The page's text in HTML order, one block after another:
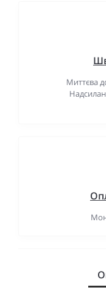
Миттєва